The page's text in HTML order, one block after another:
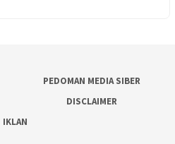
PEDOMAN MEDIA SIBER
DISCLAIMER
IKLAN